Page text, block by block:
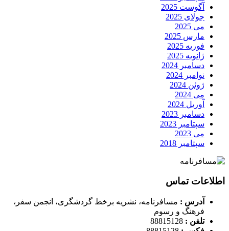
آگوست 2025
جولای 2025
می 2025
مارس 2025
فوریه 2025
ژانویه 2025
دسامبر 2024
نوامبر 2024
ژوئن 2024
می 2024
آوریل 2024
دسامبر 2023
سپتامبر 2023
می 2023
سپتامبر 2018
اطلاعات تماس
آدرس : مسافرنامه، نشریه برخط گردشگری، انجمن سفر،
فرهنگ و رسوم
تلفن :